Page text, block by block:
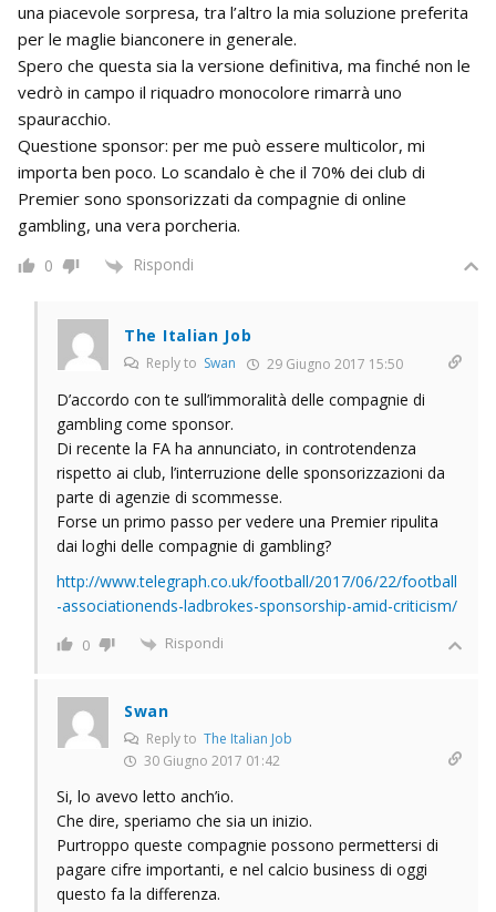
una piacevole sorpresa, tra l’altro la mia soluzione preferita
per le maglie bianconere in generale.
Spero che questa sia la versione definitiva, ma finché non le
vedrò in campo il riquadro monocolore rimarrà uno
spauracchio.
Questione sponsor: per me può essere multicolor, mi
importa ben poco. Lo scandalo è che il 70% dei club di
Premier sono sponsorizzati da compagnie di online
gambling, una vera porcheria.
0 Rispondi
The Italian Job
Reply to Swan 29 Giugno 2017 15:50
D’accordo con te sull’immoralità delle compagnie di
gambling come sponsor.
Di recente la FA ha annunciato, in controtendenza
rispetto ai club, l’interruzione delle sponsorizzazioni da
parte di agenzie di scommesse.
Forse un primo passo per vedere una Premier ripulita
dai loghi delle compagnie di gambling?
http://www.telegraph.co.uk/football/2017/06/22/football
-associationends-ladbrokes-sponsorship-amid-criticism/
0 Rispondi
Swan
Reply to The Italian Job
30 Giugno 2017 01:42
Si, lo avevo letto anch’io.
Che dire, speriamo che sia un inizio.
Purtroppo queste compagnie possono permettersi di
pagare cifre importanti, e nel calcio business di oggi
questo fa la differenza.